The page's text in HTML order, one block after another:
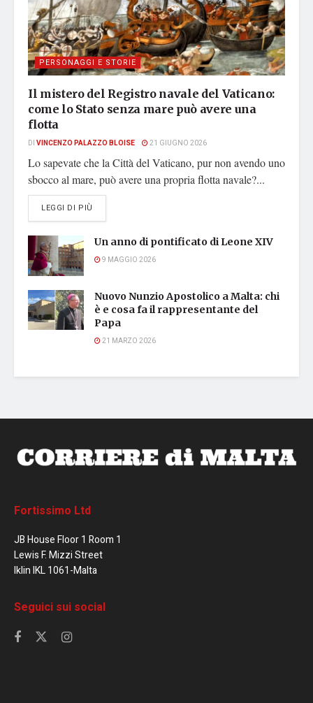
PERSONAGGI E STORIE
Il mistero del Registro navale del Vaticano:
come lo Stato senza mare può avere una
flotta
DI VINCENZO PALAZZO BLOISE 21 GIUGNO 2026
Lo sapevate che la Città del Vaticano, pur non avendo uno
sbocco al mare, può avere una propria flotta navale?...
LEGGI DI PIÙ
Un anno di pontificato di Leone XIV
9 MAGGIO 2026
Nuovo Nunzio Apostolico a Malta: chi
è e cosa fa il rappresentante del
Papa
21 MARZO 2026
Fortissimo Ltd
JB House Floor 1 Room 1
Lewis F. Mizzi Street
Iklin IKL 1061-Malta
Seguici sui social